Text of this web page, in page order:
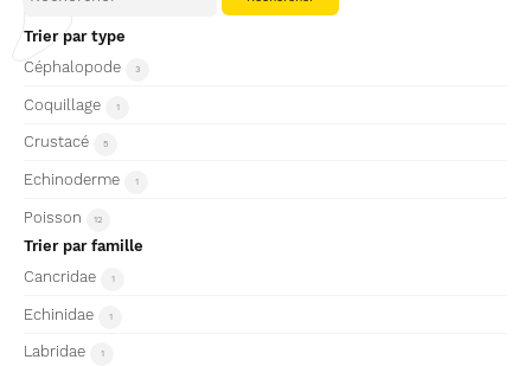
Trier par type
Céphalopode
3
Coquillage 1
Crustacé 5
Echinoderme 1
Poisson 12
Trier par famille
Cancridae
1
Echinidae 1
Labridae 1